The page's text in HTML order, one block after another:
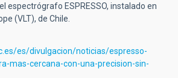
espectrógrafo ESPRESSO, instalado en
(VLT), de Chile.
es/divulgacion/noticias/espresso-
mas-cercana-con-una-precision-sin-